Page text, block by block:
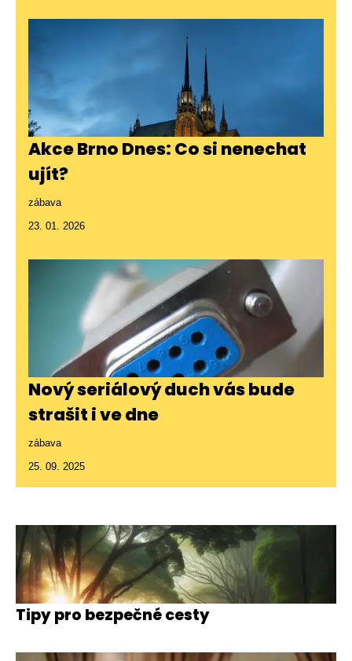
Akce Brno Dnes: Co si nenechat
ujít?
zábava
23. 01. 2026
Nový seriálový duch vás bude
strašit i ve dne
zábava
25. 09. 2025
Tipy pro bezpečné cesty